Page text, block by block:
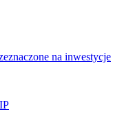
na inwestycje